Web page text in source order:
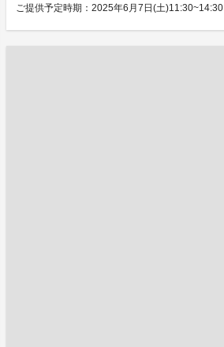
ご提供予定時期：2025年6月7日(土)11:30~14:30